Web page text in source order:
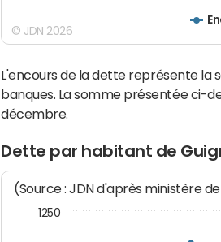
© JDN 2026
L'encours de la dette représente la
banques. La somme présentée ci-
décembre.
Dette par habitant de
(Source : JDN d'après ministère
1250